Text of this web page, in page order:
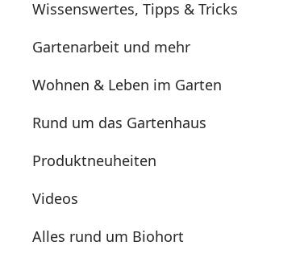
Wissenswertes, Tipps & Tricks
Gartenarbeit und mehr
Wohnen & Leben im Garten
Rund um das Gartenhaus
Produktneuheiten
Videos
Alles rund um Biohort